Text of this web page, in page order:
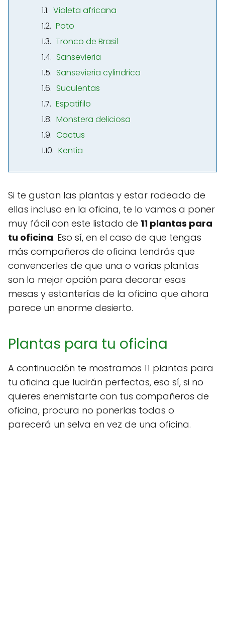
Violeta africana
Poto
Tronco de Brasil
Sansevieria
Sansevieria cylindrica
Suculentas
Espatifilo
Monstera deliciosa
Cactus
Kentia
Si te gustan las plantas y estar rodeado de
ellas incluso en la oficina, te lo vamos a poner
muy fácil con este listado de 11 plantas para
tu oficina. Eso sí, en el caso de que tengas
más compañeros de oficina tendrás que
convencerles de que una o varias plantas
son la mejor opción para decorar esas
mesas y estanterías de la oficina que ahora
parece un enorme desierto.
Plantas para tu oficina
A continuación te mostramos 11 plantas para
tu oficina que lucirán perfectas, eso sí, si no
quieres enemistarte con tus compañeros de
oficina, procura no ponerlas todas o
parecerá un selva en vez de una oficina.